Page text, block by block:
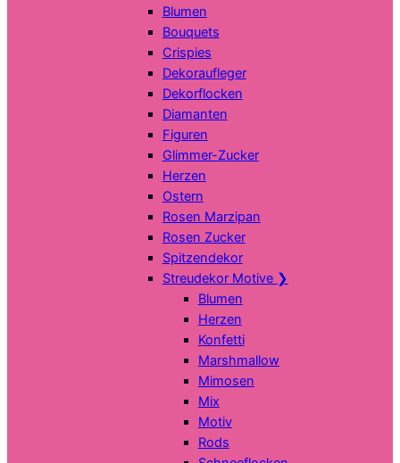
Blumen
Bouquets
Crispies
Dekoraufleger
Dekorflocken
Diamanten
Figuren
Glimmer-Zucker
Herzen
Ostern
Rosen Marzipan
Rosen Zucker
Spitzendekor
Streudekor Motive ❯
Blumen
Herzen
Konfetti
Marshmallow
Mimosen
Mix
Motiv
Rods